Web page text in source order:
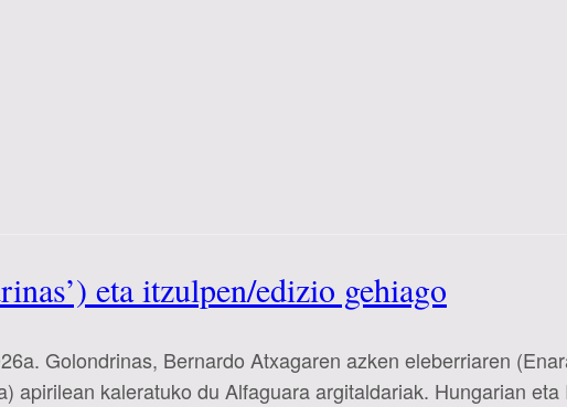
eta itzulpen/edizio gehiago
Golondrinas, Bernardo Atxagaren azken eleberriaren
apirilean kaleratuko du Alfaguara argitaldariak. Hungarian